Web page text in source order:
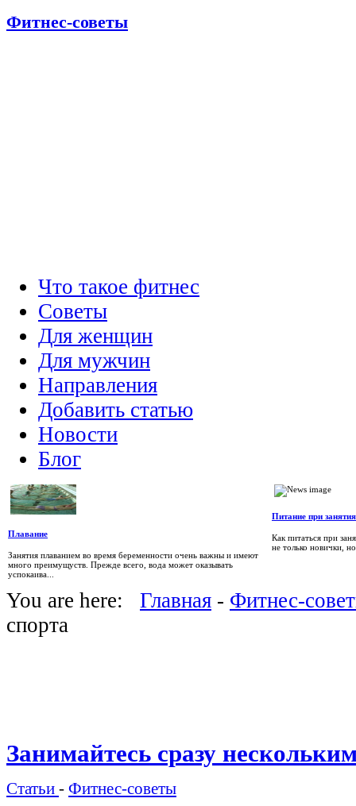
Фитнес-советы
Что такое фитнес
Советы
Для женщин
Для мужчин
Направления
Добавить статью
Новости
Блог
Плавание
Занятия плаванием во время беременности очень важны и имеют
много преимущуств. Прежде всего, вода может оказывать
успокаива...
Питание при
Как питаться при
не только новички,
You are here: Главная - Фитнес-
спорта
Занимайтесь сразу
Статьи - Фитнес-советы